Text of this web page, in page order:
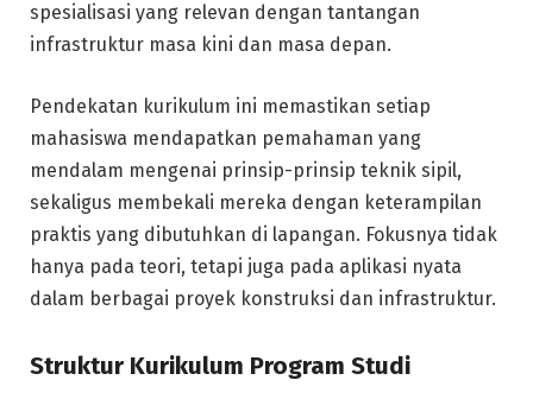
spesialisasi yang relevan dengan tantangan
infrastruktur masa kini dan masa depan.
Pendekatan kurikulum ini memastikan setiap
mahasiswa mendapatkan pemahaman yang
mendalam mengenai prinsip-prinsip teknik sipil,
sekaligus membekali mereka dengan keterampilan
praktis yang dibutuhkan di lapangan. Fokusnya tidak
hanya pada teori, tetapi juga pada aplikasi nyata
dalam berbagai proyek konstruksi dan infrastruktur.
Struktur Kurikulum Program Studi